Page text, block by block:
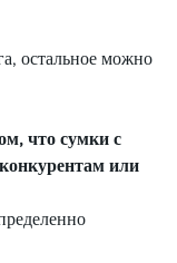
остальное можно
что сумки с
или